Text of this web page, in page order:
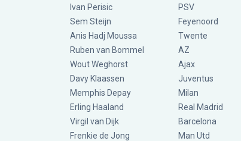
Ivan Perisic
Sem Steijn
Anis Hadj Moussa
Ruben van Bommel
Wout Weghorst
Davy Klaassen
Memphis Depay
Erling Haaland
Virgil van Dijk
Frenkie de Jong
PSV
Feyenoord
Twente
AZ
Ajax
Juventus
Milan
Real Madrid
Barcelona
Man Utd